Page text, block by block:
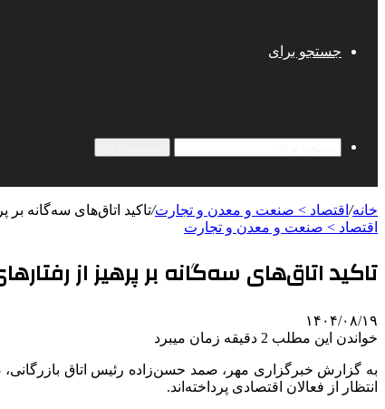
جستجو برای
خانه/ اقتصاد > صنعت و معدن و تجارت/تاکید اتاق‌های سه‌گانه
اقتصاد > صنعت و معدن و تجارت
تاکید اتاق‌های سه‌گانه بر پرهیز از
۱۴۰۴/۰۸/۱۹
خواندن این مطلب 2 دقیقه زمان میبرد
به گزارش خبرگزاری مهر، صمد حسن‌زاده رئیس اتاق بازرگانی،
انتظار از فعالان اقتصادی پرداخته‌اند.